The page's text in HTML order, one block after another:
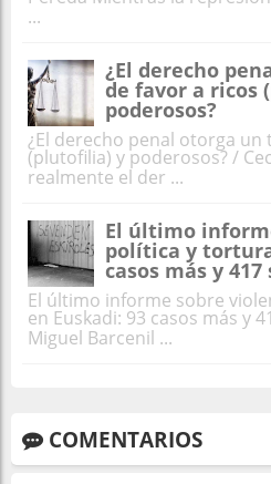
...
¿El derecho
de favor a ricos
poderosos?
¿El derecho penal otorga
(plutofilia) y poderosos? /
realmente el der ...
El último
política y
casos más y
El último informe sobre
en Euskadi: 93 casos más y
Miguel Barcenil ...
COMENTARIOS